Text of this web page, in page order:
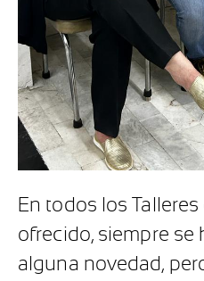
En todos los
ofrecido, siempre se
alguna novedad,